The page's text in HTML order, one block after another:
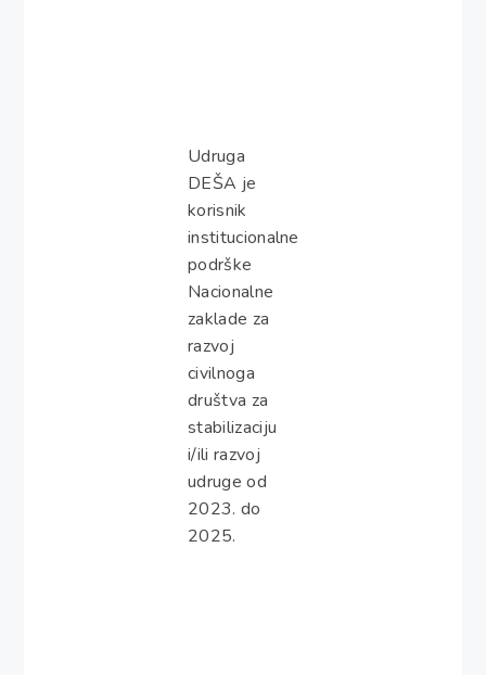
Udruga
DEŠA je
korisnik
institucionalne
podrške
Nacionalne
zaklade za
razvoj
civilnoga
društva za
stabilizaciju
i/ili razvoj
udruge od
2023. do
2025.